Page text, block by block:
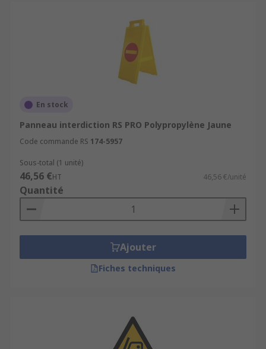
En stock
Panneau interdiction RS PRO Polypropylène Jaune
Code commande RS 174-5957
Sous-total (1 unité)
46,56 €HT 46,56 €/unité
Quantité
Ajouter
Fiches techniques